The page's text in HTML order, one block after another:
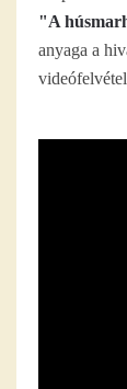
"A
anyaga a